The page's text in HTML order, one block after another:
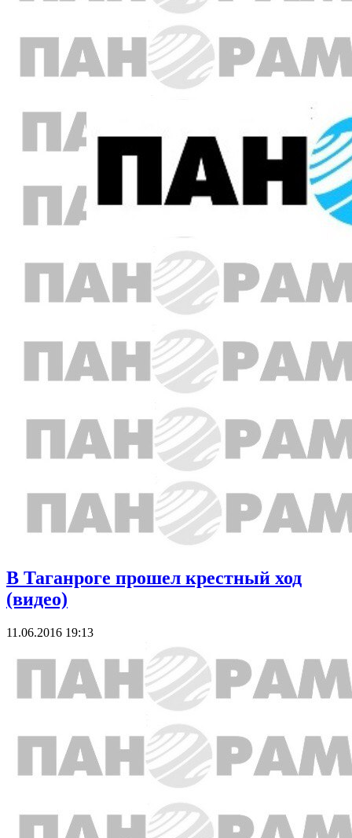
В Таганроге прошел крестный ход
(видео)
11.06.2016 19:13